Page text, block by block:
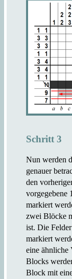
Schritt 3
Nun werden
genauer
den
vorgegebene
markiert
zwei Blöcke
ist. Die
markiert
eine ähnliche
Blocks
Block mit